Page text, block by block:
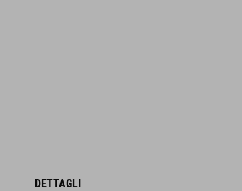
DETTAGLI